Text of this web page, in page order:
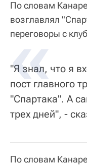
По словам
возглавлял
переговоры с
"Я знал, что я
пост главного
"Спартака". А
трех дней", -
По словам